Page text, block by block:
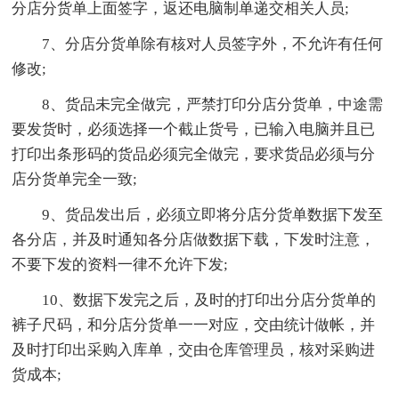
分店分货单上面签字，返还电脑制单递交相关人员;
7、分店分货单除有核对人员签字外，不允许有任何
修改;
8、货品未完全做完，严禁打印分店分货单，中途需
要发货时，必须选择一个截止货号，已输入电脑并且已
打印出条形码的货品必须完全做完，要求货品必须与分
店分货单完全一致;
9、货品发出后，必须立即将分店分货单数据下发至
各分店，并及时通知各分店做数据下载，下发时注意，
不要下发的资料一律不允许下发;
10、数据下发完之后，及时的打印出分店分货单的
裤子尺码，和分店分货单一一对应，交由统计做帐，并
及时打印出采购入库单，交由仓库管理员，核对采购进
货成本;